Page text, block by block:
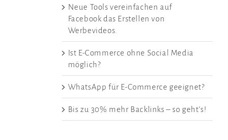
Neue Tools vereinfachen auf
Facebook das Erstellen von
Werbevideos.
Ist E-Commerce ohne Social Media
möglich?
WhatsApp für E-Commerce geeignet?
Bis zu 30% mehr Backlinks – so geht’s!